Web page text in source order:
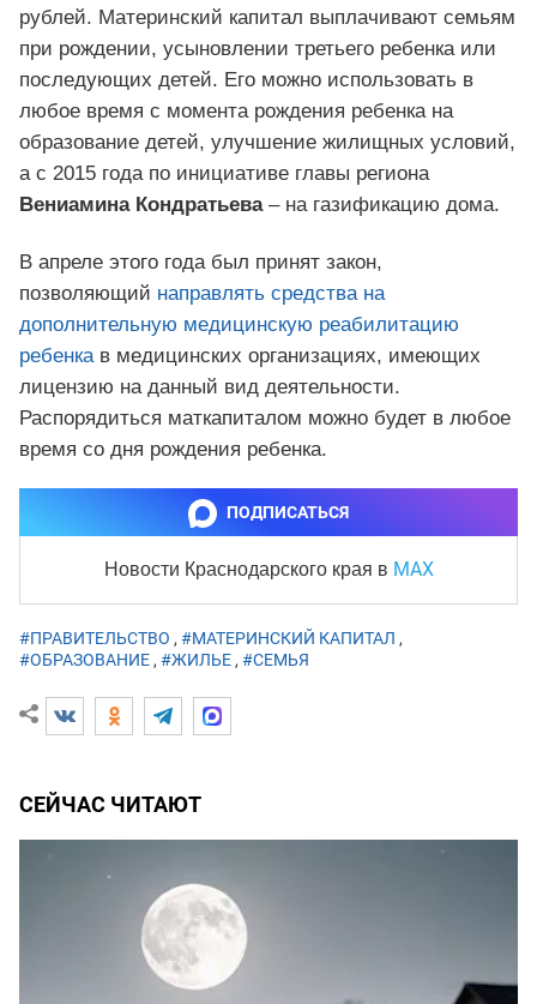
рублей. Материнский капитал выплачивают семьям
при рождении, усыновлении третьего ребенка или
последующих детей. Его можно использовать в
любое время с момента рождения ребенка на
образование детей, улучшение жилищных условий,
а с 2015 года по инициативе главы региона
Вениамина Кондратьева– на газификацию дома.
В апреле этого года был принят закон,
позволяющий направлять средства на
дополнительную медицинскую реабилитацию
ребенкав медицинских организациях, имеющих
лицензию на данный вид деятельности.
Распорядиться маткапиталом можно будет в любое
время со дня рождения ребенка.
ПОДПИСАТЬСЯ
Новости Краснодарского края в MAX
#ПРАВИТЕЛЬСТВО , #МАТЕРИНСКИЙ КАПИТАЛ ,
#ОБРАЗОВАНИЕ , #ЖИЛЬЕ , #СЕМЬЯ
СЕЙЧАС ЧИТАЮТ